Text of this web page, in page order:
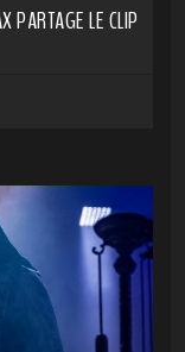
PARTAGE LE CLIP